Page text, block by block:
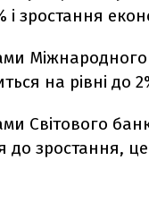
і зростання
на рівні до
Світового
до зростання,